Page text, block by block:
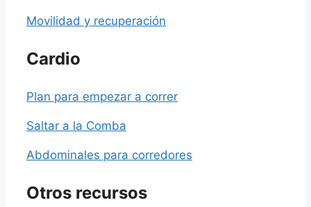
Movilidad y recuperación
Cardio
Plan para empezar a correr
Saltar a la Comba
Abdominales para corredores
Otros recursos